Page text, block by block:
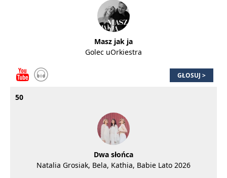
Masz jak ja
Golec uOrkiestra
GŁOSUJ >
50
Dwa słońca
Natalia Grosiak, Bela, Kathia, Babie Lato 2026